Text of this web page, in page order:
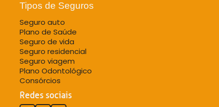
Tipos de Seguros
Seguro auto
Plano de Saúde
Seguro de vida
Seguro residencial
Seguro viagem
Plano Odontológico
Consórcios
Redes sociais